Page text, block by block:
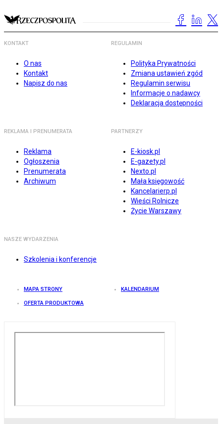
KONTAKT
O nas
Kontakt
Napisz do nas
REGULAMIN
Polityka Prywatności
Zmiana ustawień zgód
Regulamin serwisu
Informacje o nadawcy
Deklaracja dostępności
REKLAMA I PRENUMERATA
Reklama
Ogłoszenia
Prenumerata
Archiwum
PARTNERZY
E-kiosk.pl
E-gazety.pl
Nexto.pl
Mała księgowość
Kancelarierp.pl
Wieści Rolnicze
Życie Warszawy
NASZE WYDARZENIA
Szkolenia i konferencje
MAPA STRONY KALENDARIUM
OFERTA PRODUKTOWA